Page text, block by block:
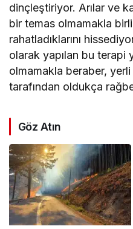
dinçleştiriyor. Arılar ve
bir temas olmamakla
rahatladıklarını
olarak yapılan bu terapi
olmamakla beraber,
tarafından oldukça
Göz Atın